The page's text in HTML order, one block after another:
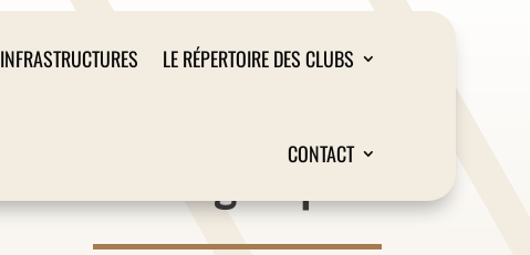
INFRASTRUCTURES LE RÉPERTOIRE DES CLUBS
CONTACT
Liège Sport